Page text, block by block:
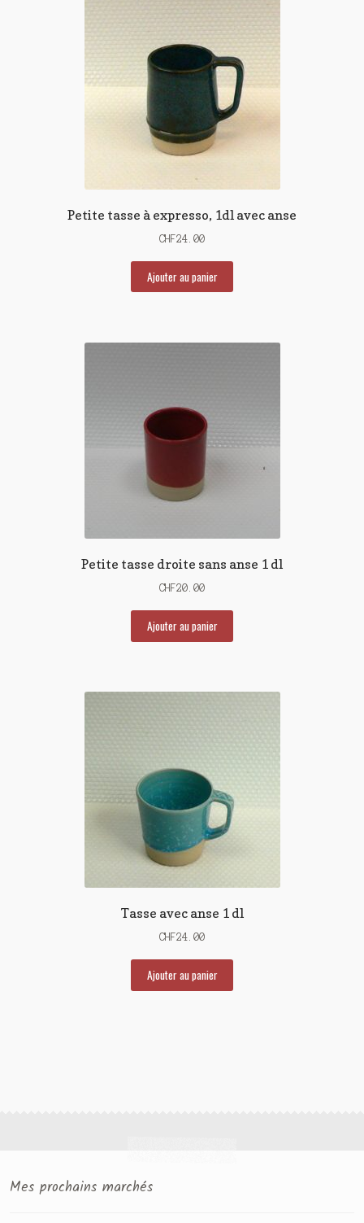
Petite tasse à expresso, 1dl avec anse
CHF24.00
Ajouter au panier
Petite tasse droite sans anse 1 dl
CHF20.00
Ajouter au panier
Tasse avec anse 1 dl
CHF24.00
Ajouter au panier
Mes prochains marchés